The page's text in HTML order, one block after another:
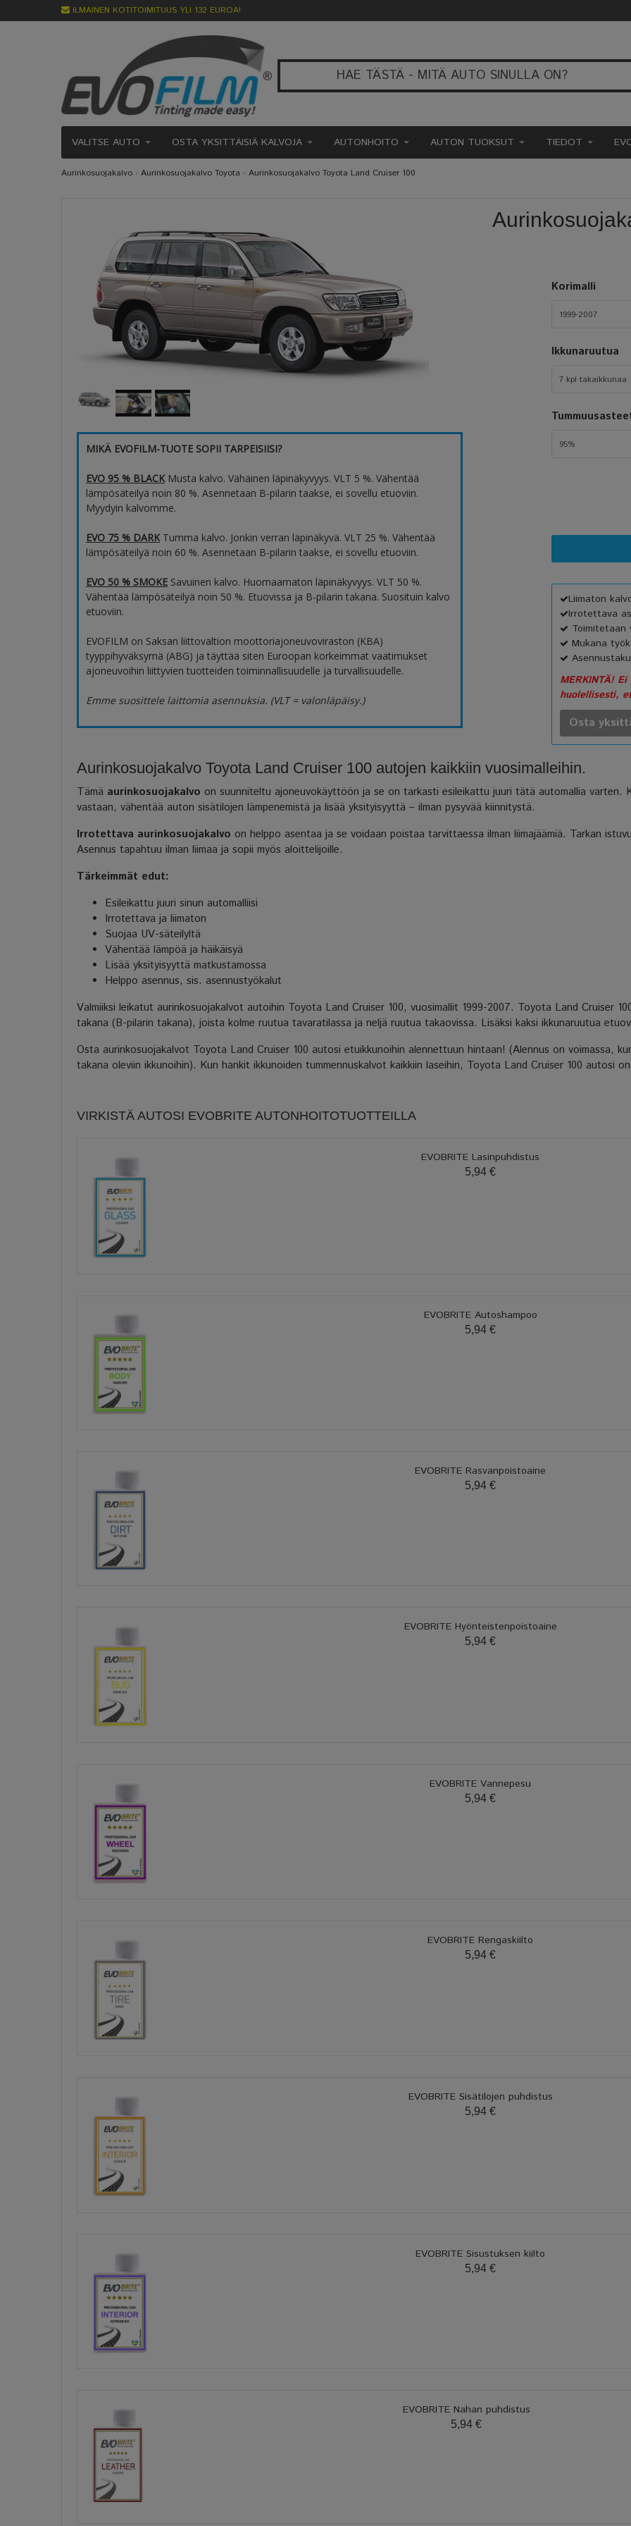
ILMAINEN KOTITOIMITUUS YLI 132 EUROA!
VALITSE AUTO OSTA YKSITTÄISIÄ KALVOJA AUTONHOITO AUTON TUOKSUT TIEDOT
Aurinkosuojakalvo › Aurinkosuojakalvo Toyota › Aurinkosuojakalvo Toyota Land Cruiser 100
MIKÄ EVOFILM-TUOTE SOPII TARPEISIISI?
EVO 95 % BLACKMusta kalvo. Vähäinen läpinäkyvyys. VLT 5 %. Vähentää
lämpösäteilyä noin 80 %. Asennetaan B-pilarin taakse, ei sovellu etuoviin.
Myydyin kalvomme.
EVO 75 % DARKTumma kalvo. Jonkin verran läpinäkyvä. VLT 25 %. Vähentää
lämpösäteilyä noin 60 %. Asennetaan B-pilarin taakse, ei sovellu etuoviin.
EVO 50 % SMOKE Savuinen kalvo. Huomaamaton läpinäkyvyys. VLT 50 %.
Vähentää lämpösäteilyä noin 50 %. Etuovissa ja B-pilarin takana. Suosituin kalvo
etuoviin.
EVOFILM on Saksan liittovaltion moottoriajoneuvoviraston (KBA)
tyyppihyväksymä (ABG) ja täyttää siten Euroopan korkeimmat vaatimukset
ajoneuvoihin liittyvien tuotteiden toiminnallisuudelle ja turvallisuudelle.
Emme suosittele laittomia asennuksia. (VLT = valonläpäisy.)
Korimalli
1999-2007
Ikkunaruutua
7 kpl takaikkunaa
95%
Liimaton
Irrotettava
Toimitetaan
Mukana
MERKINTÄ!
huolellisesti,
Osta
Aurinkosuojakalvo Toyota Land Cruiser 100 autojen kaikkiin vuosimalleihin.
Tämä aurinkosuojakalvo on suunniteltu ajoneuvokäyttöön ja se on tarkasti esileikattu juuri tätä automallia varten.
vastaan, vähentää auton sisätilojen lämpenemistä ja lisää yksityisyyttä – ilman pysyvää kiinnitystä.
Irrotettava aurinkosuojakalvo on helppo asentaa ja se voidaan poistaa tarvittaessa ilman liimajäämiä. Tarkan
Asennus tapahtuu ilman liimaa ja sopii myös aloittelijoille.
Tärkeimmät edut:
Esileikattu juuri sinun automalliisi
Irrotettava ja liimaton
Suojaa UV-säteilyltä
Vähentää lämpöä ja häikäisyä
Lisää yksityisyyttä matkustamossa
Helppo asennus, sis. asennustyökalut
Valmiiksi leikatut aurinkosuojakalvot autoihin Toyota Land Cruiser 100, vuosimallit 1999-2007. Toyota Land Cruiser
takana (B-pilarin takana), joista kolme ruutua tavaratilassa ja neljä ruutua takaovissa. Lisäksi kaksi ikkunaruutua
Osta aurinkosuojakalvot Toyota Land Cruiser 100 autosi etuikkunoihin alennettuun hintaan! (Alennus on voimassa,
takana oleviin ikkunoihin). Kun hankit ikkunoiden tummennuskalvot kaikkiin laseihin, Toyota Land Cruiser 100 autosi
VIRKISTÄ AUTOSI EVOBRITE AUTONHOITOTUOTTEILLA
EVOBRITE Lasinpuhdistus
5,94 €
EVOBRITE Autoshampoo
5,94 €
EVOBRITE Rasvanpoistoaine
5,94 €
EVOBRITE Hyönteistenpoistoaine
5,94 €
EVOBRITE Vannepesu
5,94 €
EVOBRITE Rengaskiilto
5,94 €
EVOBRITE Sisätilojen puhdistus
5,94 €
EVOBRITE Sisustuksen kiilto
5,94 €
EVOBRITE Nahan puhdistus
5,94 €